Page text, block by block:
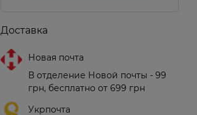
Доставка
Новая почта
В отделение Новой почты - 99
грн, бесплатно от 699 грн
Укрпочта